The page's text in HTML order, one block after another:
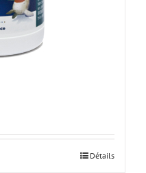
Détails